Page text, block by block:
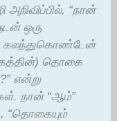
“நான்
ஒரு
கலந்துகொண்டேன்
தொகை
என்று
நான் “ஆம்”
“தொகையும்